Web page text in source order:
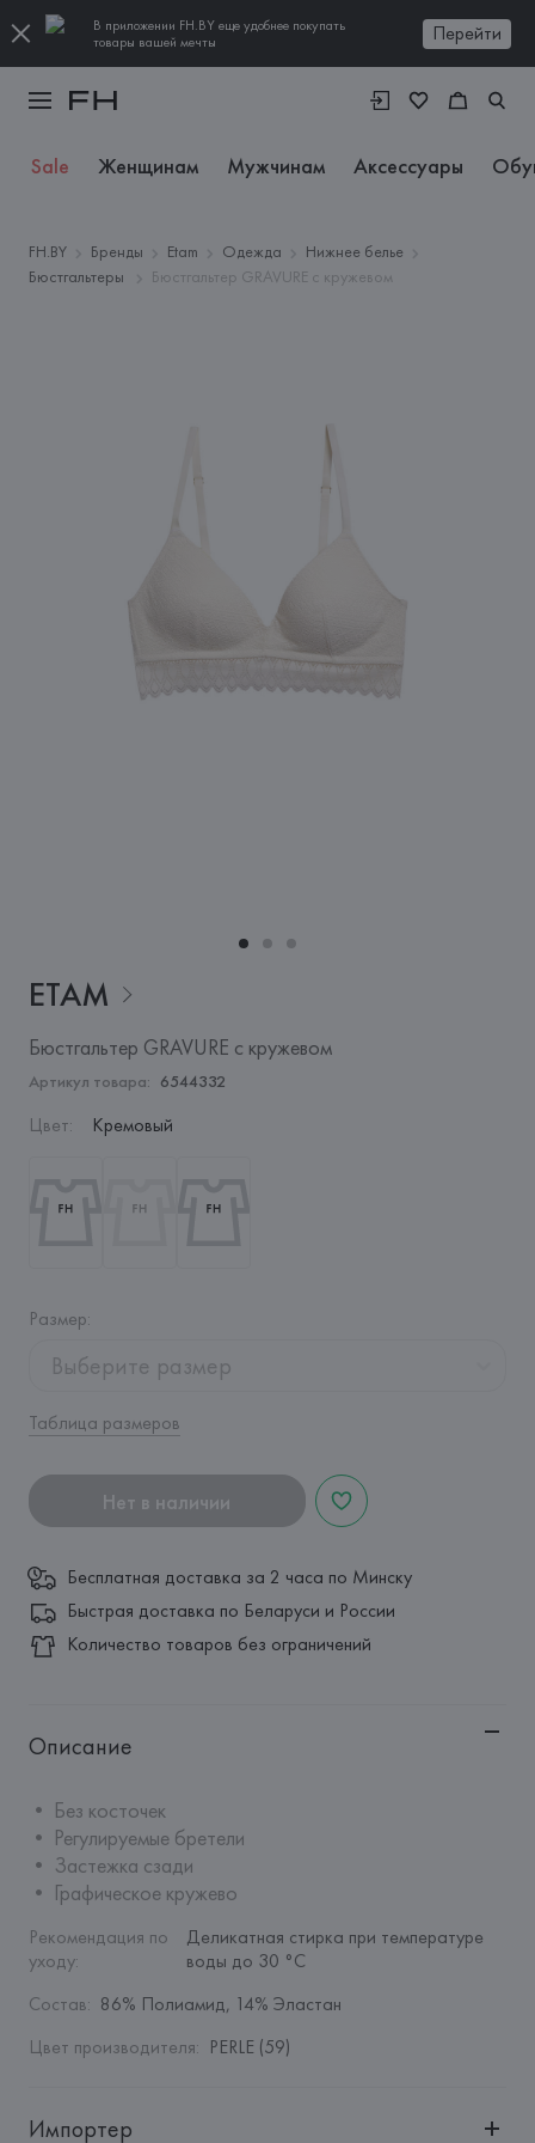
В приложении FH.BY еще удобнее покупать
товары вашей мечты
Перейти
Sale Женщинам Мужчинам Аксессуары
FH.BY Бренды Etam Одежда
Нижнее белье
Бюстгальтеры
Бюстгальтер GRAVURE с кружевом
ETAM
Бюстгальтер GRAVURE с кружевом
Артикул товара: 6544332
Цвет: Кремовый
Размер:
Выберите размер
Таблица размеров
Нет в наличии
Бесплатная доставка за 2 часа по Минску
Быстрая доставка по Беларуси и России
Количество товаров без ограничений
Описание
• Без косточек
• Регулируемые бретели
• Застежка сзади
• Графическое кружево
Рекомендация по
уходу:
Деликатная стирка при температуре
воды до 30 °C
Состав: 86% Полиамид, 14% Эластан
Цвет производителя: PERLE (59)
Импортер